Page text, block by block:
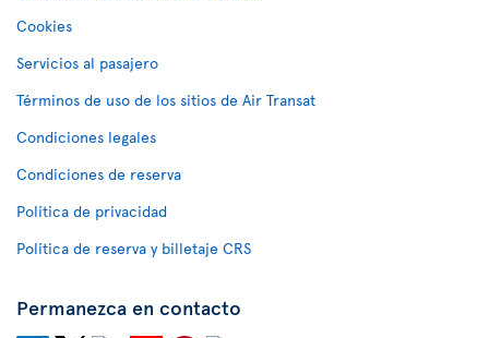
Cookies
Servicios al pasajero
Términos de uso de los sitios de Air Transat
Condiciones legales
Condiciones de reserva
Política de privacidad
Política de reserva y billetaje CRS
Permanezca en contacto